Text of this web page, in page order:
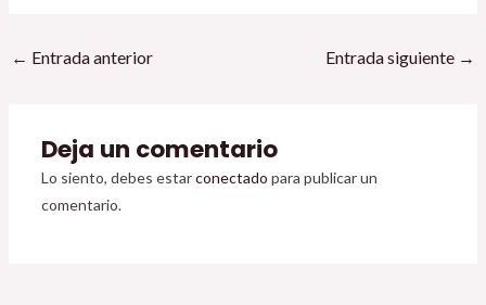
← Entrada anterior Entrada siguiente →
Deja un comentario
Lo siento, debes estarconectado para publicar un
comentario.